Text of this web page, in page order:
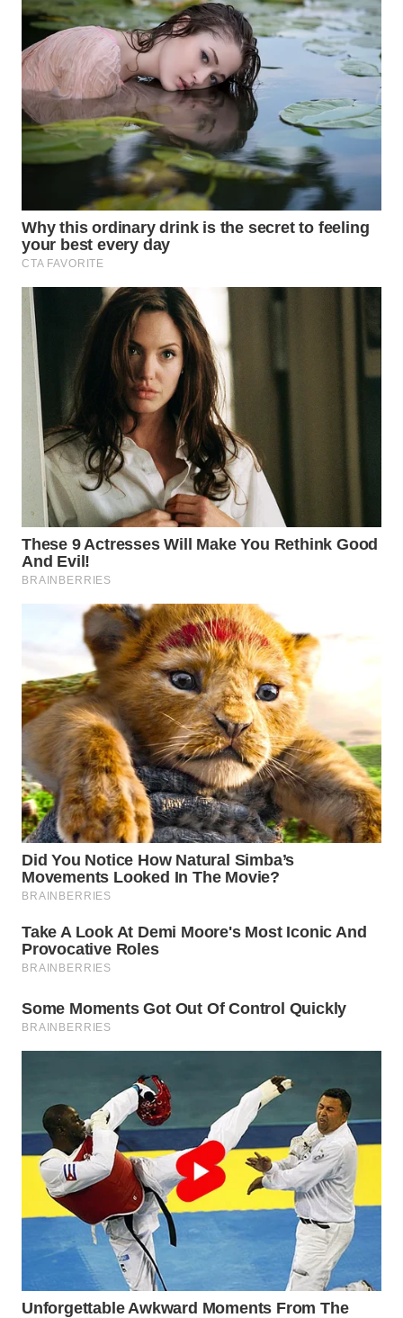
WN
INDRAMAYU
WN
KUNINGAN
MAJALENGKA
WN
SUBANG
SUKABUMI
WN
PURWAKARTA
WN
PRIANGAN
TIMUR
WN
SEMARANG
WN
SOLO
BOROBUDUR
WN
MADURA
WN
SURABAYA
WN
NATUNA
BINTAN
MANDALIKA
WN
WN
LABUANBAJO
WN
BORNEO
Wahana
Group